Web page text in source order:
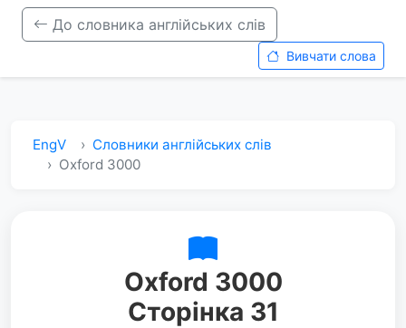
До словника англійських слів
Вивчати слова
EngV
Словники англійських слів
Oxford 3000
Oxford 3000
Сторінка 31